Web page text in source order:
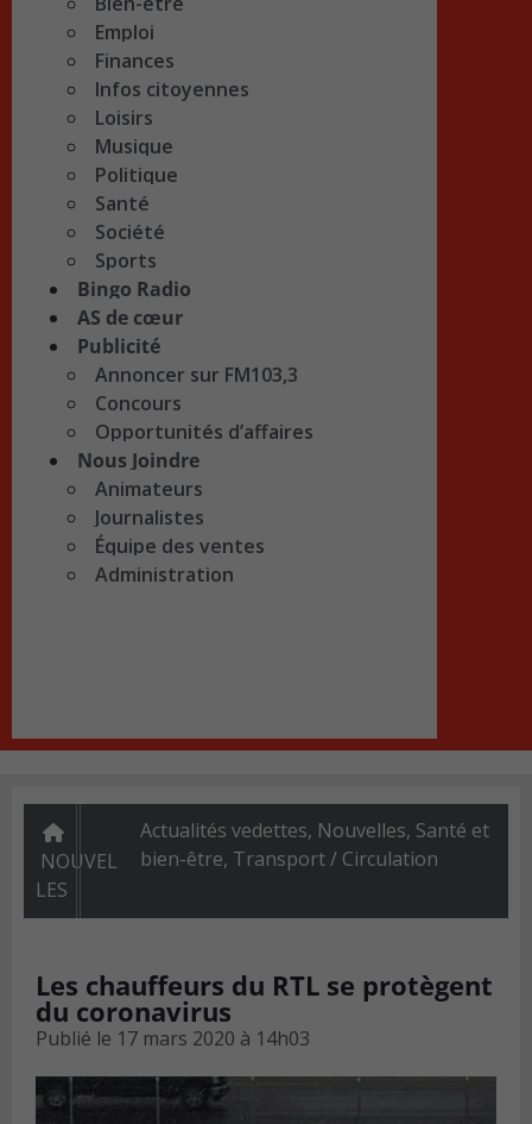
Emploi
Finances
Infos citoyennes
Loisirs
Musique
Politique
Santé
Société
Sports
Bingo Radio
AS de cœur
Publicité
Annoncer sur FM103,3
Concours
Opportunités d’affaires
Nous Joindre
Animateurs
Journalistes
Équipe des ventes
Administration
NOUVEL
LES
Actualités vedettes, Nouvelles, Santé et
bien-être, Transport / Circulation
Les chauffeurs du RTL se protègent
du coronavirus
Publié le 17 mars 2020 à 14h03